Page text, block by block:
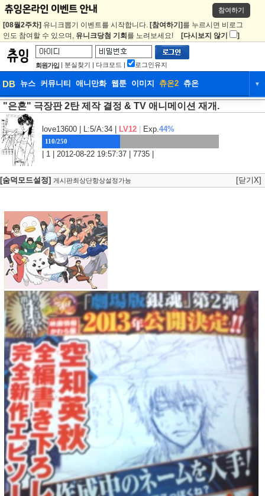
참여하기
[08월2주차] 유니크뽑기 이벤트를 시작합니다. [참여하기] 를 누르시면 비로그
인도 참여할 수 있으며, 유니크당첨 기회 를 노려보세요! [다시보지 않기 ]
회원가입 | 분실찾기 | 다크모드 | 로그인유지
DB 뉴스 커뮤니티 애니만화 웹툰 이미지 츄온2 츄온 ▼
DB 뉴스 커뮤니티 애니만화
웹툰 이미지 츄온2
"은혼" 극장판 2탄 제작 결정 & TV 애니메이션 재개.
love13600 | L:5/A:34 | LV12 Exp.44%
110/250
| 1 | 2012-08-22 19:57:37 | 7735 |
[숨덕모드설정] 게시판최상단항상설정가능 [닫기X]